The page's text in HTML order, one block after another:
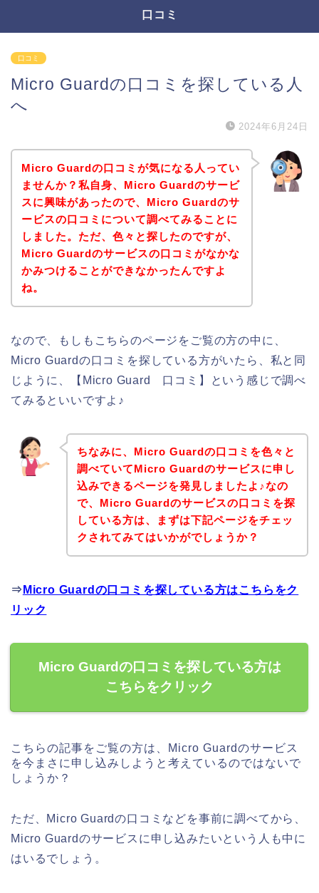
口コミ
口コミ
Micro Guardの口コミを探している人
へ
2024年6月24日
Micro Guardの口コミが気になる人ってい
ませんか？私自身、Micro Guardのサービ
スに興味があったので、Micro Guardのサ
ービスの口コミについて調べてみることに
しました。ただ、色々と探したのですが、
Micro Guardのサービスの口コミがなかな
かみつけることができなかったんですよ
ね。
なので、もしもこちらのページをご覧の方の中に、
Micro Guardの口コミを探している方がいたら、私と同
じように、【Micro Guard 口コミ】という感じで調べ
てみるといいですよ♪
ちなみに、Micro Guardの口コミを色々と
調べていてMicro Guardのサービスに申し
込みできるページを発見しましたよ♪なの
で、Micro Guardのサービスの口コミを探
している方は、まずは下記ページをチェッ
クされてみてはいかがでしょうか？
⇒ Micro Guardの口コミを探している方はこちらをク
リック
Micro Guardの口コミを探している方は
こちらをクリック
こちらの記事をご覧の方は、Micro Guardのサービス
を今まさに申し込みしようと考えているのではないで
しょうか？
ただ、Micro Guardの口コミなどを事前に調べてから、
Micro Guardのサービスに申し込みたいという人も中に
はいるでしょう。